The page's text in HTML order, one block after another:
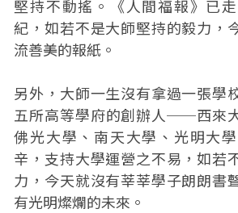
堅持不動搖。《人間福報》已
紀，如若不是大師堅持的毅力，
流善美的報紙。
另外，大師一生沒有拿過一張學
五所高等學府的創辦人──西來
佛光大學、南天大學、光明大
辛，支持大學運營之不易，如若
力，今天就沒有莘莘學子朗朗書
有光明燦爛的未來。